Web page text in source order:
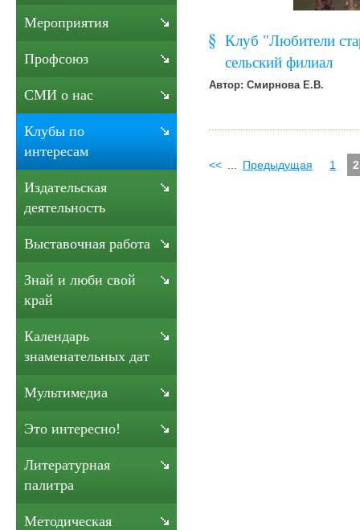
Клуб "Любители
сельский филиал
Автор: Смирнова Е.В.
<< Предыдущая 1 2
Мероприятия
Профсоюз
СМИ о нас
Клубы по
интересам
Издательская
деятельность
Выставочная работа
Знай и люби свой
край
Календарь
знаменательных дат
Мультимедиа
Это интересно!
Литературная
палитра
Методическая